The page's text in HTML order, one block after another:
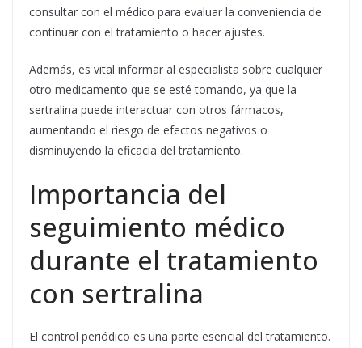
consultar con el médico para evaluar la conveniencia de
continuar con el tratamiento o hacer ajustes.
Además, es vital informar al especialista sobre cualquier
otro medicamento que se esté tomando, ya que la
sertralina puede interactuar con otros fármacos,
aumentando el riesgo de efectos negativos o
disminuyendo la eficacia del tratamiento.
Importancia del
seguimiento médico
durante el tratamiento
con sertralina
El control periódico es una parte esencial del tratamiento.